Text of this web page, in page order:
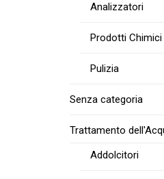
Analizzatori
Prodotti Chimici
Pulizia
Senza categoria
Trattamento
Addolcitori